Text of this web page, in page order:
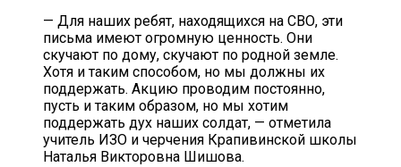
— Для наших ребят, находящихся на СВО, эти
письма имеют огромную ценность. Они
скучают по дому, скучают по родной земле.
Хотя и таким способом, но мы должны их
поддержать. Акцию проводим постоянно,
пусть и таким образом, но мы хотим
поддержать дух наших солдат, — отметила
учитель ИЗО и черчения Крапивинской школы
Наталья Викторовна Шишова.